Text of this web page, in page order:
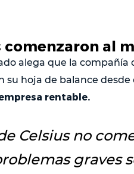
al
alega que la compañía
hoja de balance desde
rentable.
Celsius no
graves